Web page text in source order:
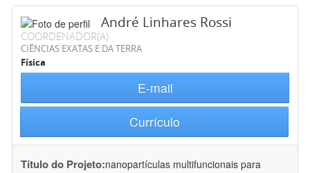
André Linhares Rossi
COORDENADOR(A)
CIÊNCIAS EXATAS E DA TERRA
Física
E-mail
Currículo
Título do Projeto:nanopartículas multifuncionais para